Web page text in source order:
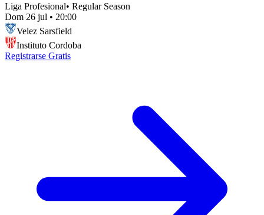
Liga Profesional• Regular Season
Dom 26 jul • 20:00
Velez Sarsfield
Instituto Cordoba
Registrarse Gratis